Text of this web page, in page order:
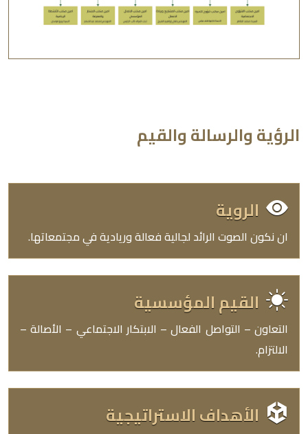
الرؤية والرسالة والقيم
الروية
ان نكون الصوت الرائد لجالية فعالة وريادية في مجتمعاتها.
القيم المؤسسية
التعاون – التواصل الفعال – الابتكار الاجتماعي – الأصالة –
الالتزام.
الأهداف الاستراتيجية